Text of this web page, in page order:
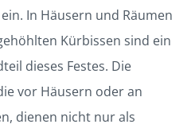
In Häusern und Räumen
Kürbissen sind ein
dieses Festes. Die
vor Häusern oder an
dienen nicht nur als